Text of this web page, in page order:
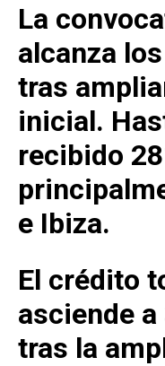
La
alcanza
tras
inicial.
recibido
e Ibiza.
El crédito
asciende
tras la